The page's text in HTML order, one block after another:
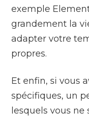
exemple
grandement la
adapter votre
propres.
Et enfin, si vous
spécifiques, un
lesquels vous ne